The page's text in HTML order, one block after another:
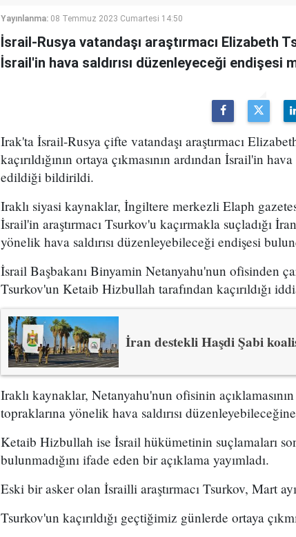
Yayınlanma: 08 Temmuz 2023 Cumartesi 14:50
İsrail-Rusya vatandaşı araştırmacı Elizabeth
İsrail'in hava saldırısı düzenleyeceği endişesi
Irak'ta İsrail-Rusya çifte vatandaşı araştırmacı
kaçırıldığının ortaya çıkmasının ardından İsrail'in
edildiği bildirildi.
Iraklı siyasi kaynaklar, İngiltere merkezli Elaph
İsrail'in araştırmacı Tsurkov'u kaçırmakla suçladığı
yönelik hava saldırısı düzenleyebileceği endişesi
İsrail Başbakanı Binyamin Netanyahu'nun ofisinden
Tsurkov'un Ketaib Hizbullah tarafından kaçırıldığı
İran destekli Haşdi Şabi
Iraklı kaynaklar, Netanyahu'nun ofisinin
topraklarına yönelik hava saldırısı
Ketaib Hizbullah ise İsrail hükümetinin suçlamaları
bulunmadığını ifade eden bir açıklama yayımladı.
Eski bir asker olan İsrailli araştırmacı Tsurkov, Mart
Tsurkov'un kaçırıldığı geçtiğimiz günlerde ortaya